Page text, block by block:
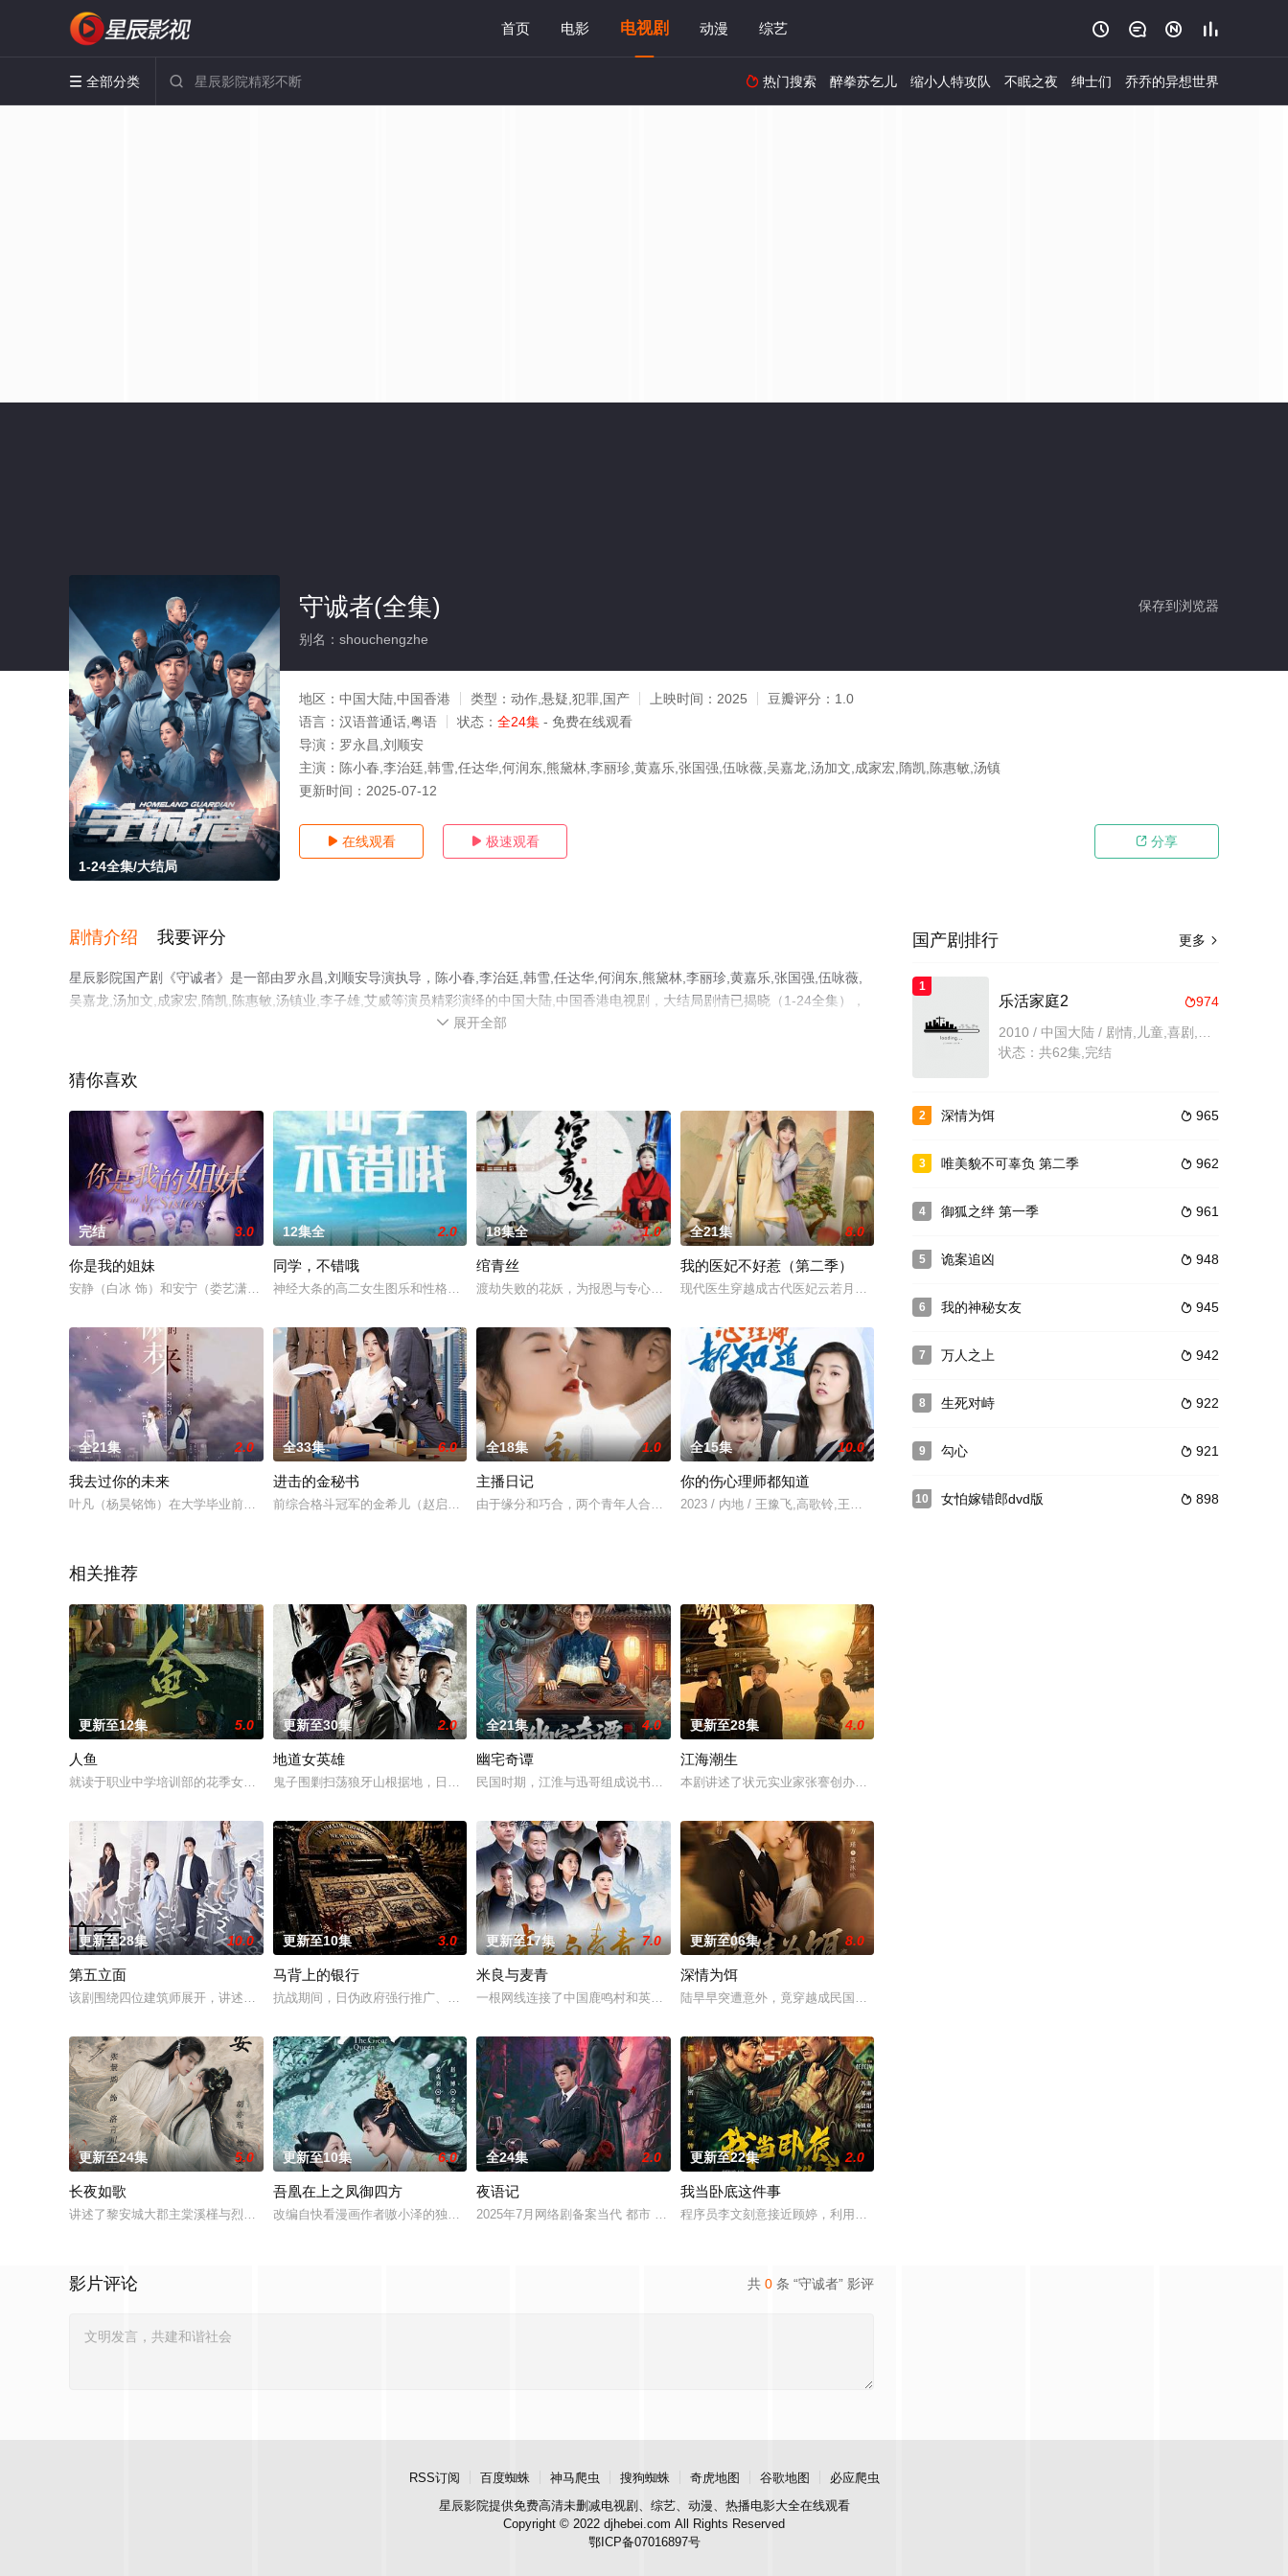
首页 电影 电视剧 动漫 综艺    
 全部分类   热门搜索 醉拳苏乞儿 缩小人特攻队 不眠之夜 绅士们 乔乔的异想世界
1-24全集/大结局
保存到浏览器
守诚者(全集)
别名：shouchengzhe
地区： 中国大陆,中国香港 类型： 动作,悬疑,犯罪,国产 上映时间： 2025 豆瓣评分： 1.0
语言： 汉语普通话,粤语 状态： 全24集 - 免费在线观看
导演： 罗永昌,刘顺安
主演： 陈小春,李治廷,韩雪,任达华,何润东,熊黛林,李丽珍,黄嘉乐,张国强,伍咏薇,吴嘉龙,汤加文,成家宏,隋凯,陈惠敏,汤镇
更新时间： 2025-07-12
 在线观看  极速观看  分享
剧情介绍 我要评分
星辰影院国产剧《守诚者》是一部由罗永昌,刘顺安导演执导，陈小春,李治廷,韩雪,任达华,何润东,熊黛林,李丽珍,黄嘉乐,张国强,伍咏薇,
吴嘉龙,汤加文,成家宏,隋凯,陈惠敏,汤镇业,李子雄,艾威等演员精彩演绎的中国大陆,中国香港电视剧，大结局剧情已揭晓（1-24全集），
手机免费观看高清无删减完整版电视剧全集就上星辰电影网，更多相关信息可移步至豆瓣电视剧、电视猫或剧情网等平台了解。
 展开全部
猜你喜欢
完结 3.0
你是我的姐妹
安静（白冰 饰）和安宁（娄艺潇 饰）是双胞胎姐妹，彼此之间感情十分要好，安静个性温柔可人，而安宁则恰恰相反，桀骜不驯的她骨子里流淌着向往自由的血液。父
12集全 2.0
同学，不错哦
神经大条的高二女生图乐和性格泼辣的表姐杜艾住在一起，杜艾在图乐所在的高中经营着一个食堂-九号食堂。两姐妹经常发生一些让人啼笑皆非的矛盾。宋阳和春归是图
18集全 1.0
绾青丝
渡劫失败的花妖，为报恩与专心苦读的书生、温柔深情的帝王之间会有怎样的故事发生呢？
全21集 8.0
我的医妃不好惹（第二季）
现代医生穿越成古代医妃云若月，为实现梦想“开一家属于自己的医馆”，融资、招商、搞事业！额外附赠爱情
全21集 2.0
我去过你的未来
叶凡（杨昊铭饰）在大学毕业前夕向暗恋多年的陶萄（关芯饰）告白成功，不想当天陶萄车祸去世，叶凡痛失爱人。接着，叶凡偶然得到陶萄的一部旧手机，误打误撞接通
全33集 6.0
进击的金秘书
前综合格斗冠军的金希儿（赵启玥 饰）意外发现了自己双胞胎妹妹遭到了公司不公对待，于是金希儿亲自上阵扮成妹妹模样进入公司，一路狂虐老板与坏同事，更得到了
全18集 1.0
主播日记
由于缘分和巧合，两个青年人合作直播销售滞销房（前租户为情所困自杀在屋内），在解决工作困难的同时，两人破除自己内心的障碍，发生了一
全15集 10.0
你的伤心理师都知道
2023 / 内地 / 王豫飞,高歌铃,王渊,程乙轩,杜杜
相关推荐
更新至12集 5.0
人鱼
就读于职业中学培训部的花季女生苏琳（黄杨钿甜 饰），虽自小被父母忽视，在艰苦环境中长大，但她始终刻苦学习，憧憬未来。为此，苏琳苦练口语并争取到了英文朗
更新至30集 2.0
地道女英雄
鬼子围剿扫荡狼牙山根据地，日军大队长野田天一、中队长三木武夫等带兵参加围剿。冀中军区损失惨重，袁政委不幸牺牲。杨团长指挥突围，季连长担任最后狙击任务，
全21集 4.0
幽宅奇谭
民国时期，江淮与迅哥组成说书班子，偶遇“白天人住屋，晚上鬼占房”的阴阳宅，江淮被掳走配“阴婚”。他与女探长穆英搭档，侦破阎王娶亲、五鬼
更新至28集 4.0
江海潮生
本剧讲述了状元实业家张謇创办大生企业，实业报国的故事。甲午战争后，国家蒙羞，张謇虽高中状元，却
更新至28集 10.0
第五立面
该剧围绕四位建筑师展开，讲述了他们在中意合作项目中面对专业挑战与境外竞争，通过创新实践实现本土设计理念突破的故事。
更新至10集 3.0
马背上的银行
抗战期间，日伪政府强行推广、使用由“中国准备银行”发行的伪钞货币。根据党中央指示，高景波、徐邵梁、孙希光和黄鹰等人开始筹备建立冀南银行，手艺人张宝田在
更新至17集 7.0
米良与麦青
一根网线连接了中国鹿鸣村和英国牛津，麦香通过视频向米良宣告：婚不结了。鹿鸣村开了锅，村民大骂麦香是叛徒。麦香是婚前体检查出不孕症
更新至06集 8.0
深情为饵
陆早早突遭意外，竟穿越成民国少夫人苏沐晚，醒来，却是丈夫枪口相对、父母冤案、连环下毒……她于绝境
更新至24集 5.0
长夜如歌
讲述了黎安城大郡主棠溪槿与烈云峥之间曲折动人的情感，以及他们在复杂局势中坚守初心、勇敢面对困难的爱情故事。通过剧中主人公在成长的道路上，经历复杂的人物
更新至10集 6.0
吾凰在上之凤御四方
改编自快看漫画作者嗷小泽的独家连载漫画《吾凰在上》。现代少女奚圆（姜贞羽 饰）因意外踏入玄机界，继而卷入虎云国内乱的漩涡，身陷重重危机，而在一次次险象
全24集 2.0
夜语记
2025年7月网络剧备案当代 都市 海南越酷文化传媒有限公司
更新至22集 2.0
我当卧底这件事
程序员李文刻意接近顾婷，利用顾炎女儿奴的属性，请求老炮儿顾炎带自己用程序员身份卧底电诈集团以求
共 0 条 “守诚者” 影评
影片评论
更多 
国产剧排行
1
974
乐活家庭2
状态：共62集,完结
2  965
深情为饵
3  962
唯美貌不可辜负 第二季
4  961
御狐之绊 第一季
5  948
诡案追凶
6  945
我的神秘女友
7  942
万人之上
8  922
生死对峙
9  921
​勾心​
10  898
女怕嫁错郎dvd版
RSS订阅 百度蜘蛛 神马爬虫 搜狗蜘蛛 奇虎地图 谷歌地图
必应爬虫
星辰影院提供免费高清未删减电视剧、综艺、动漫、热播电影大全在线观看
Copyright © 2022 djhebei.com All Rights Reserved
鄂ICP备07016897号